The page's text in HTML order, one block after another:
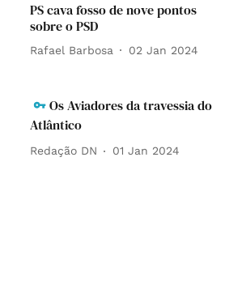
PS cava fosso de nove pontos
sobre o PSD
Rafael Barbosa 02 Jan 2024
Os Aviadores da travessia do
Atlântico
Redação DN 01 Jan 2024